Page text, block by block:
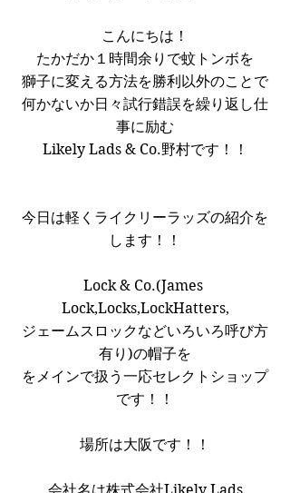
こんにちは！
たかだか１時間余りで蚊トンボを
獅子に変える方法を勝利以外のことで
何かないか日々試行錯誤を繰り返し仕
事に励む
Likely Lads & Co.野村です！！
今日は軽くライクリーラッズの紹介を
します！！
Lock & Co.(James
Lock,Locks,LockHatters,
ジェームスロックなどいろいろ呼び方
有り)の帽子を
をメインで扱う一応セレクトショップ
です！！
場所は大阪です！！